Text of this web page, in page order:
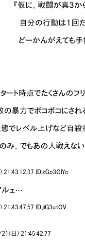
ら始まった「
１回だけ。弱
ても手数が
さんのフリンさん
ボコにされる危
上げなど自殺行為
の人戦えない。さ
ID:zGo3GlYc
ルェ…
ID:jiG3utOV
日) 21:45:42.77